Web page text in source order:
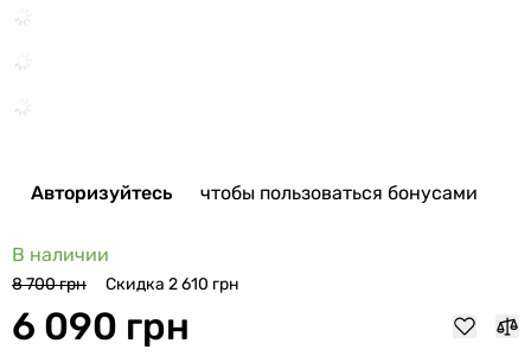
Авторизуйтесь чтобы пользоваться бонусами
В наличии
8 700 грн Скидка 2 610 грн
6 090 грн